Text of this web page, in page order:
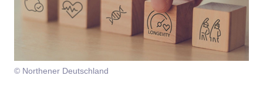
Newsletter
© Northener Deutschland